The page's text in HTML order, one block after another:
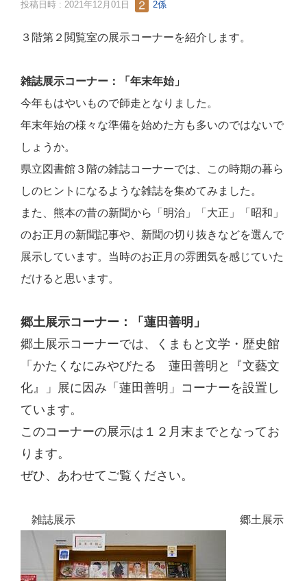
投稿日時 : 2021年12月01日 2係
３階第２閲覧室の展示コーナーを紹介します。
雑誌展示コーナー：「年末年始」
今年もはやいもので師走となりました。
年末年始の様々な準備を始めた方も多いのではないで
しょうか。
県立図書館３階の雑誌コーナーでは、この時期の暮ら
しのヒントになるような雑誌を集めてみました。
また、熊本の昔の新聞から「明治」「大正」「昭和」
のお正月の新聞記事や、新聞の切り抜きなどを選んで
展示しています。当時のお正月の雰囲気を感じていた
だけると思います。
郷土展示コーナー：「蓮田善明」
郷土展示コーナーでは、くまもと文学・歴史館
「かたくなにみやびたる 蓮田善明と『文藝文
化』」展に因み「蓮田善明」コーナーを設置し
ています。
このコーナーの展示は１２月末までとなってお
ります。
ぜひ、あわせてご覧ください。
雑誌展示 郷土展示